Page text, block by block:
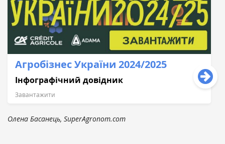
Агробізнес України 2024/2025
Інфографічний довідник
Завантажити
Олена Басанець, SuperAgronom.com